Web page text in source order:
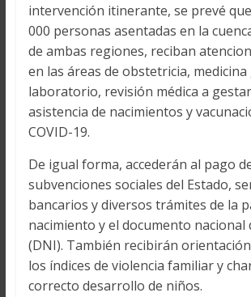
intervención itinerante, se prevé
000 personas asentadas en la
de ambas regiones, reciban
en las áreas de obstetricia,
laboratorio, revisión médica a
asistencia de nacimientos y
COVID-19.
De igual forma, accederán al pago
subvenciones sociales del Estado,
bancarios y diversos trámites de la
nacimiento y el documento nacional
(DNI). También recibirán
los índices de violencia familiar y
correcto desarrollo de niños.